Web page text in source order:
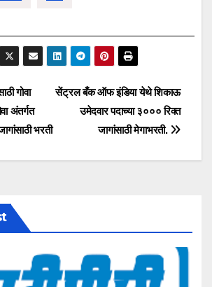
सेंट्रल बँक ऑफ इंडिया येथे शिकाऊ
उमेदवार पदाच्या ३००० रिक्त
जागांसाठी मेगाभरती.
गोवा
अंतर्गत
भरती